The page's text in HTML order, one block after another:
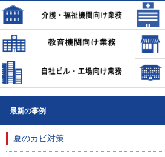
最新の事例
夏のカビ対策